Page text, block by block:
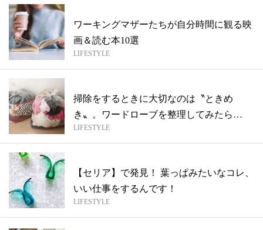
ワーキングマザーたちが自分時間に観る映
画＆読む本10選
LIFESTYLE
掃除をするときに大切なのは〝ときめ
き〟。ワードローブを整理してみたら…
LIFESTYLE
【セリア】で発見！ 葉っぱみたいなコレ、
いい仕事をするんです！
LIFESTYLE